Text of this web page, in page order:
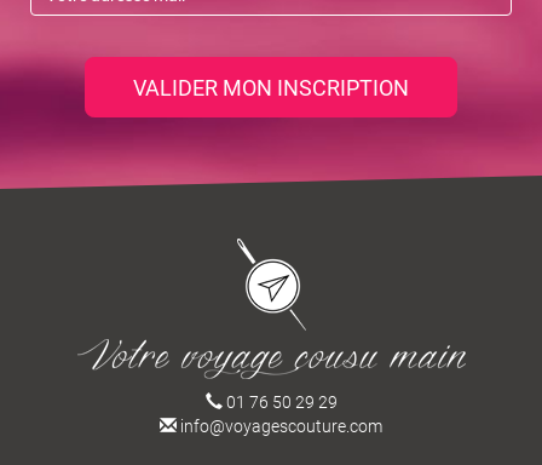
VALIDER MON INSCRIPTION
01 76 50 29 29
info@voyagescouture.com